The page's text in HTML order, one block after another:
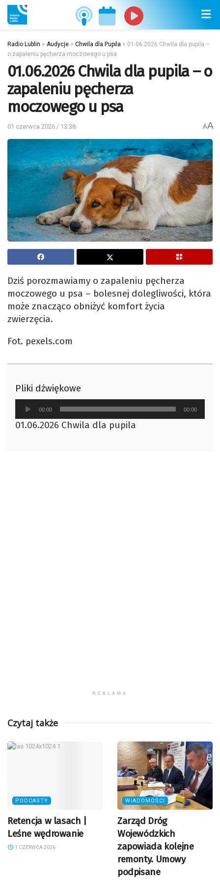
Radio Lublin > Audycje > Chwila dla Pupila > 01.06.2026 Chwila dla pupila –
o zapaleniu pęcherza moczowego u psa
01.06.2026 Chwila dla pupila – o
zapaleniu pęcherza
moczowego u psa
01 czerwca 2026 / 13:38 AA
Dziś porozmawiamy o zapaleniu pęcherza
moczowego u psa – bolesnej dolegliwości, która
może znacząco obniżyć komfort życia
zwierzęcia.
Fot. pexels.com
Pliki dźwiękowe
Odtwarzacz
plików
dźwiękowych
00:00 00:00
01.06.2026 Chwila dla pupila
REKLAMA
Czytaj także
PODCASTY
Retencja w lasach |
Leśne wędrowanie
1 CZERWCA 2026
WIADOMOŚCI
Zarząd Dróg
Wojewódzkich
zapowiada kolejne
remonty. Umowy
podpisane